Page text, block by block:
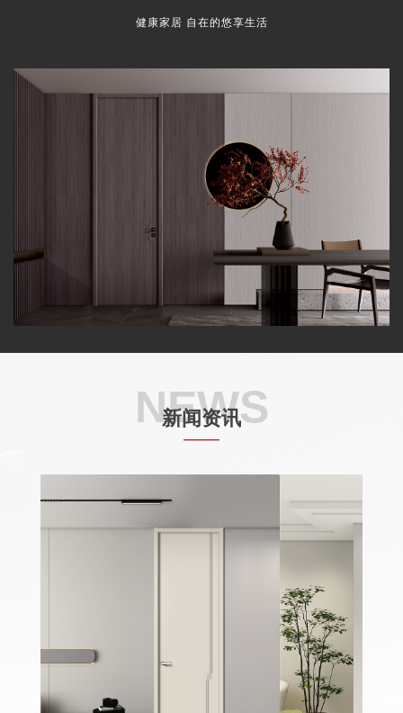
健康家居 自在的悠享生活
NEWS
新闻资讯
——